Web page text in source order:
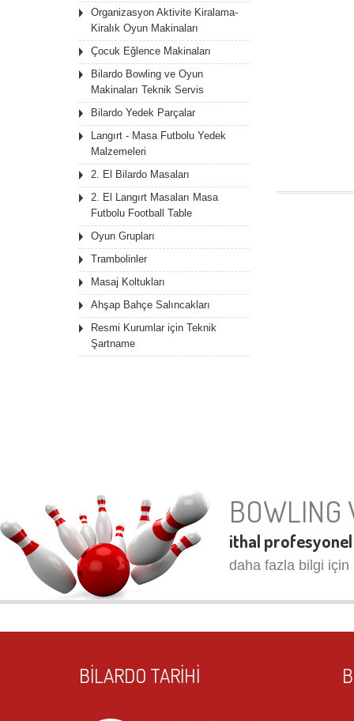
Organizasyon Aktivite Kiralama-
Kiralık Oyun Makinaları
Çocuk Eğlence Makinaları
Bilardo Bowling ve Oyun
Makinaları Teknik Servis
Bilardo Yedek Parçalar
Langırt - Masa Futbolu Yedek
Malzemeleri
2. El Bilardo Masaları
2. El Langırt Masaları Masa
Futbolu Football Table
Oyun Grupları
Trambolinler
Masaj Koltukları
Ahşap Bahçe Salıncakları
Resmi Kurumlar için Teknik
Şartname
BOWLING
ithal
daha fazla bilgi için
BILARDO TARIHI